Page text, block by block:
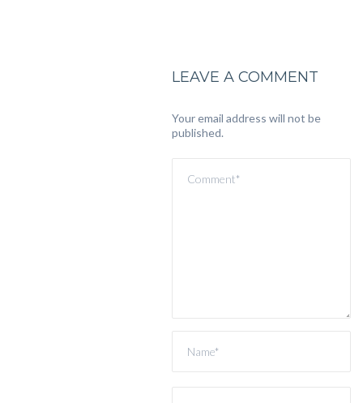
LEAVE A COMMENT
Your email address will not be
published.